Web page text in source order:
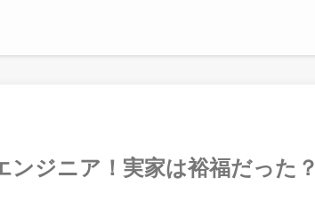
ンジニア！実家は裕福だった？